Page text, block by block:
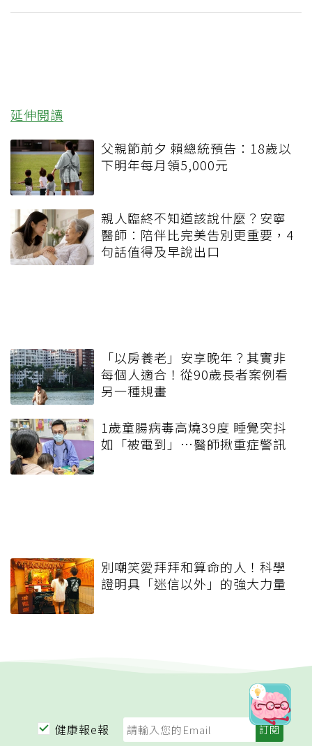
延伸閱讀
父親節前夕 賴總統預告：18歲以
下明年每月領5,000元
親人臨終不知道該說什麼？安寧
醫師：陪伴比完美告別更重要，4
句話值得及早說出口
「以房養老」安享晚年？其實非
每個人適合！從90歲長者案例看
另一種規畫
1歲童腸病毒高燒39度 睡覺突抖
如「被電到」…醫師揪重症警訊
別嘲笑愛拜拜和算命的人！科學
證明具「迷信以外」的強大力量
健康報e報